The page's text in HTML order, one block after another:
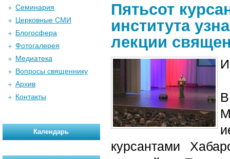
Пятьсот
института
лекции
курсантами
Семинария
Церковные СМИ
Блогосфера
Фотогалерея
Медиатека
Вопросы священнику
Архив
Контакты
Календарь